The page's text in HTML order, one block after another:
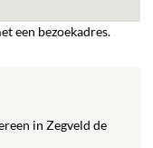
een bezoekadres.
in Zegveld de